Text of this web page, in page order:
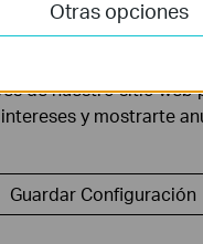
Otras opciones
en nuestro sitio
de nuestro sitio web
y mostrarte
Guardar Configuración